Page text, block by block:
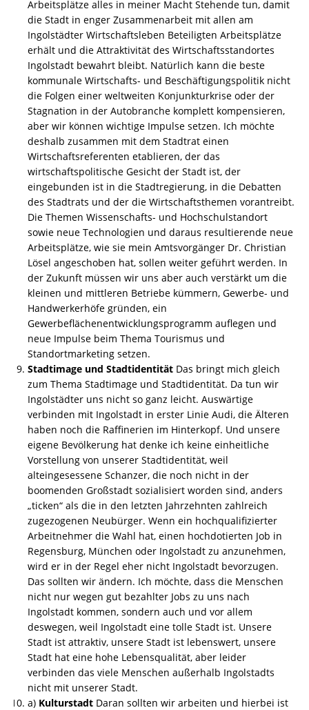
Arbeitsplätze alles in meiner Macht Stehende tun, damit
die Stadt in enger Zusammenarbeit mit allen am
Ingolstädter Wirtschaftsleben Beteiligten Arbeitsplätze
erhält und die Attraktivität des Wirtschaftsstandortes
Ingolstadt bewahrt bleibt. Natürlich kann die beste
kommunale Wirtschafts- und Beschäftigungspolitik nicht
die Folgen einer weltweiten Konjunkturkrise oder der
Stagnation in der Autobranche komplett kompensieren,
aber wir können wichtige Impulse setzen. Ich möchte
deshalb zusammen mit dem Stadtrat einen
Wirtschaftsreferenten etablieren, der das
wirtschaftspolitische Gesicht der Stadt ist, der
eingebunden ist in die Stadtregierung, in die Debatten
des Stadtrats und der die Wirtschaftsthemen vorantreibt.
Die Themen Wissenschafts- und Hochschulstandort
sowie neue Technologien und daraus resultierende neue
Arbeitsplätze, wie sie mein Amtsvorgänger Dr. Christian
Lösel angeschoben hat, sollen weiter geführt werden. In
der Zukunft müssen wir uns aber auch verstärkt um die
kleinen und mittleren Betriebe kümmern, Gewerbe- und
Handwerkerhöfe gründen, ein
Gewerbeflächenentwicklungsprogramm auflegen und
neue Impulse beim Thema Tourismus und
Standortmarketing setzen.
Stadtimage und Stadtidentität Das bringt mich gleich
zum Thema Stadtimage und Stadtidentität. Da tun wir
Ingolstädter uns nicht so ganz leicht. Auswärtige
verbinden mit Ingolstadt in erster Linie Audi, die Älteren
haben noch die Raffinerien im Hinterkopf. Und unsere
eigene Bevölkerung hat denke ich keine einheitliche
Vorstellung von unserer Stadtidentität, weil
alteingesessene Schanzer, die noch nicht in der
boomenden Großstadt sozialisiert worden sind, anders
„ticken“ als die in den letzten Jahrzehnten zahlreich
zugezogenen Neubürger. Wenn ein hochqualifizierter
Arbeitnehmer die Wahl hat, einen hochdotierten Job in
Regensburg, München oder Ingolstadt zu anzunehmen,
wird er in der Regel eher nicht Ingolstadt bevorzugen.
Das sollten wir ändern. Ich möchte, dass die Menschen
nicht nur wegen gut bezahlter Jobs zu uns nach
Ingolstadt kommen, sondern auch und vor allem
deswegen, weil Ingolstadt eine tolle Stadt ist. Unsere
Stadt ist attraktiv, unsere Stadt ist lebenswert, unsere
Stadt hat eine hohe Lebensqualität, aber leider
verbinden das viele Menschen außerhalb Ingolstadts
nicht mit unserer Stadt.
a) Kulturstadt Daran sollten wir arbeiten und hierbei ist